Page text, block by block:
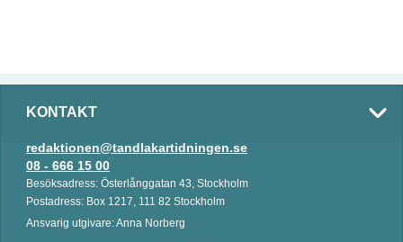
KONTAKT
redaktionen@tandlakartidningen.se
08 - 666 15 00
Besöksadress: Österlånggatan 43, Stockholm
Postadress: Box 1217, 111 82 Stockholm
Ansvarig utgivare: Anna Norberg